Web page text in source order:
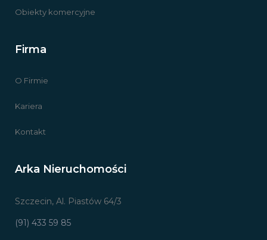
Obiekty komercyjne
Firma
O Firmie
Kariera
Kontakt
Arka Nieruchomości
Szczecin, Al. Piastów 64/3
(91) 433 59 85